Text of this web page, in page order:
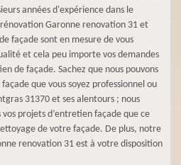
années d'expérience dans le
Garonne renovation 31 et
façade sont en mesure de vous
et cela peu importe vos demandes
de façade. Sachez que nous pouvons
que vous soyez professionnel ou
31370 et ses alentours ; nous
projets d’entretien façade que ce
de votre façade. De plus, notre
renovation 31 est à votre disposition